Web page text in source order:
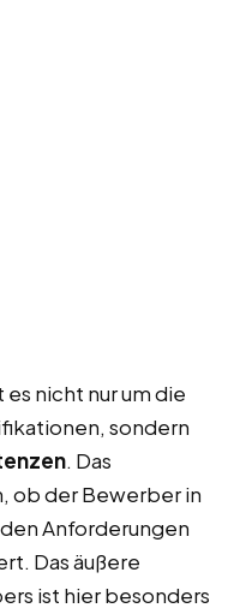
nicht nur um die
sondern
. Das
ob der Bewerber in
Anforderungen
Das äußere
ist hier besonders